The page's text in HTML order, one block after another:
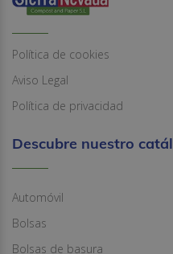
Política de cookies
Aviso Legal
Política de privacidad
Descubre nuestro
Automóvil
Bolsas
Bolsas de basura